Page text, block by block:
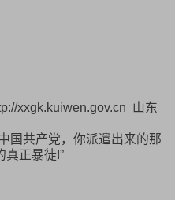
xxgk.kuiwen.gov.cn 山东
国共产党，你派遣出来的那
真正暴徒!”